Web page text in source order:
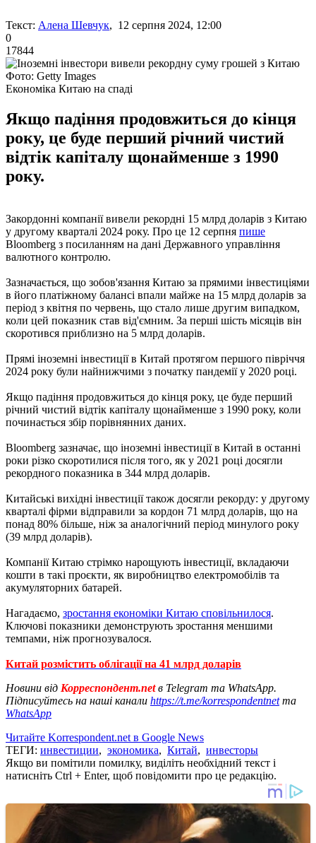
Текст: Алена Шевчук, 12 серпня 2024, 12:00
0
17844
Фото: Getty Images
Економіка Китаю на спаді
Якщо падіння продовжиться до кінця
року, це буде перший річний чистий
відтік капіталу щонайменше з 1990
року.
Закордонні компанії вивели рекордні 15 млрд доларів з Китаю
у другому кварталі 2024 року. Про це 12 серпня пише
Bloomberg з посиланням на дані Державного управління
валютного контролю.
Зазначається, що зобов'язання Китаю за прямими інвестиціями
в його платіжному балансі впали майже на 15 млрд доларів за
період з квітня по червень, що стало лише другим випадком,
коли цей показник став від'ємним. За перші шість місяців він
скоротився приблизно на 5 млрд доларів.
Прямі іноземні інвестиції в Китай протягом першого півріччя
2024 року були найнижчими з початку пандемії у 2020 році.
Якщо падіння продовжиться до кінця року, це буде перший
річний чистий відтік капіталу щонайменше з 1990 року, коли
починається збір порівнянних даних.
Bloomberg зазначає, що іноземні інвестиції в Китай в останні
роки різко скоротилися після того, як у 2021 році досягли
рекордного показника в 344 млрд доларів.
Китайські вихідні інвестиції також досягли рекорду: у другому
кварталі фірми відправили за кордон 71 млрд доларів, що на
понад 80% більше, ніж за аналогічний період минулого року
(39 млрд доларів).
Компанії Китаю стрімко нарощують інвестиції, вкладаючи
кошти в такі проєкти, як виробництво електромобілів та
акумуляторних батарей.
Нагадаємо, зростання економіки Китаю сповільнилося.
Ключові показники демонструють зростання меншими
темпами, ніж прогнозувалося.
Китай розмістить облігації на 41 млрд доларів
Новини від Корреспондент.netв Telegram та WhatsApp.
Підписуйтесь на наші канали https://t.me/korrespondentnetта
WhatsApp
Читайте Korrespondent.net в Google News
ТЕГИ: инвестиции, экономика, Китай, инвесторы
Якщо ви помітили помилку, виділіть необхідний текст і
натисніть Ctrl + Enter, щоб повідомити про це редакцію.